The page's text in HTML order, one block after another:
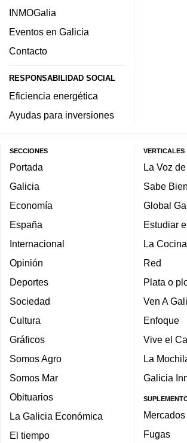
INMOGalia
Eventos en Galicia
Contacto
RESPONSABILIDAD SOCIAL
Eficiencia energética
Ayudas para inversiones
SECCIONES
Portada
Galicia
Economía
España
Internacional
Opinión
Deportes
Sociedad
Cultura
Gráficos
Somos Agro
Somos Mar
Obituarios
La Galicia Económica
El tiempo
VERTICALES
La Voz
Sabe Bien
Global
Estudiar
La
Red
Plata o
Ven A
Enfoque
Vive el
La
Galicia
Mercados
Fugas